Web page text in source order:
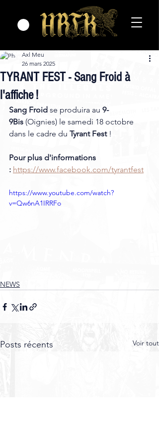
TYRANT FEST - Sang Froid à
l'affiche !
Axl Meu
26 mars 2025
Sang Froid se produira au 9-
9Bis (Oignies) le samedi 18 octobre
dans le cadre du Tyrant Fest !
Pour plus d'informations
: https://www.facebook.com/tyrantfest
https://www.youtube.com/watch?
v=Qw6nA1IRRFo
NEWS
Posts récents Voir tout